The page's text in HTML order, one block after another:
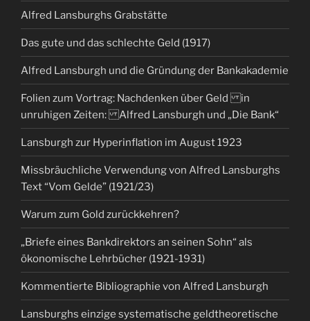
Alfred Lansburghs Grabstätte
Das gute und das schlechte Geld (1917)
Alfred Lansburgh und die Gründung der Bankakademie
Folien zum Vortrag: Nachdenken über Geld in
unruhigen Zeiten: Alfred Lansburgh und „Die Bank“
Lansburgh zur Hyperinflation im August 1923
Missbräuchliche Verwendung von Alfred Lansburghs
Text “Vom Gelde” (1921/23)
Warum zum Gold zurückkehren?
„Briefe eines Bankdirektors an seinen Sohn“ als
ökonomische Lehrbücher (1921-1931)
Kommentierte Bibliographie von Alfred Lansburgh
Lansburghs einzige systematische geldtheoretische